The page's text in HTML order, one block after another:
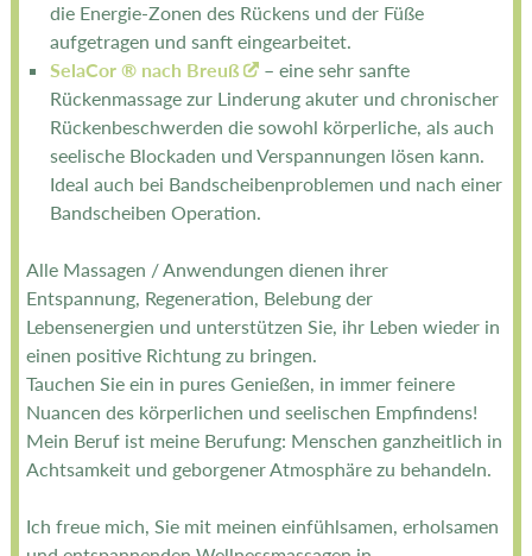
die Energie-Zonen des Rückens und der Füße
aufgetragen und sanft eingearbeitet.
SelaCor ® nach Breuß
– eine sehr sanfte
Rückenmassage zur Linderung akuter und chronischer
Rückenbeschwerden die sowohl körperliche, als auch
seelische Blockaden und Verspannungen lösen kann.
Ideal auch bei Bandscheibenproblemen und nach einer
Bandscheiben Operation.
Alle Massagen / Anwendungen dienen ihrer
Entspannung, Regeneration, Belebung der
Lebensenergien und unterstützen Sie, ihr Leben wieder in
einen positive Richtung zu bringen.
Tauchen Sie ein in pures Genießen, in immer feinere
Nuancen des körperlichen und seelischen Empfindens!
Mein Beruf ist meine Berufung: Menschen ganzheitlich in
Achtsamkeit und geborgener Atmosphäre zu behandeln.
Ich freue mich, Sie mit meinen einfühlsamen, erholsamen